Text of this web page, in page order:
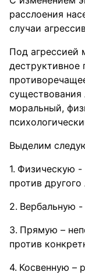
расслоения
случаи
Под агрессией
деструктивное
моральный,
Выделим
Физическую -
против другого
Вербальную -
Прямую –
против
Косвенную –